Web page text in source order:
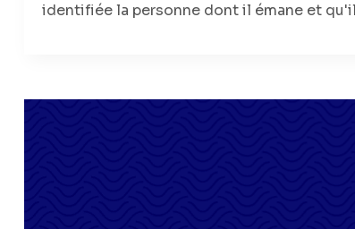
identifiée la personne dont il émane et